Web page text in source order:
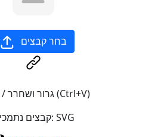
בחר קבצים
גרור ושחרר / הדבק (Ctrl+V)
קבצים נתמכים: SVG